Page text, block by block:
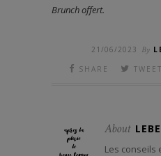
Brunch offert.
21/06/2023 By
SHARE
TWEET
About
Les conseils